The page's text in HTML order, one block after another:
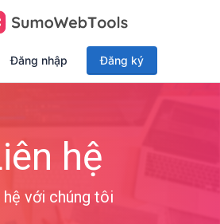
Đăng nhập Đăng ký
hệ
hệ với chúng tôi